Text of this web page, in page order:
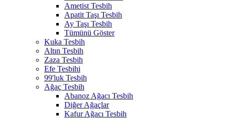
Ametist Tesbih
Apatit Taşı Tesbih
Ay Taşı Tesbih
Tümünü Göster
Kuka Tesbih
Altın Tesbih
Zaza Tesbih
Efe Tesbihi
99'luk Tesbih
Ağaç Tesbih
Abanoz Ağacı Tesbih
Diğer Ağaçlar
Kafur Ağacı Tesbih